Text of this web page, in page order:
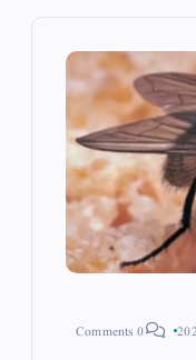
0 Comments